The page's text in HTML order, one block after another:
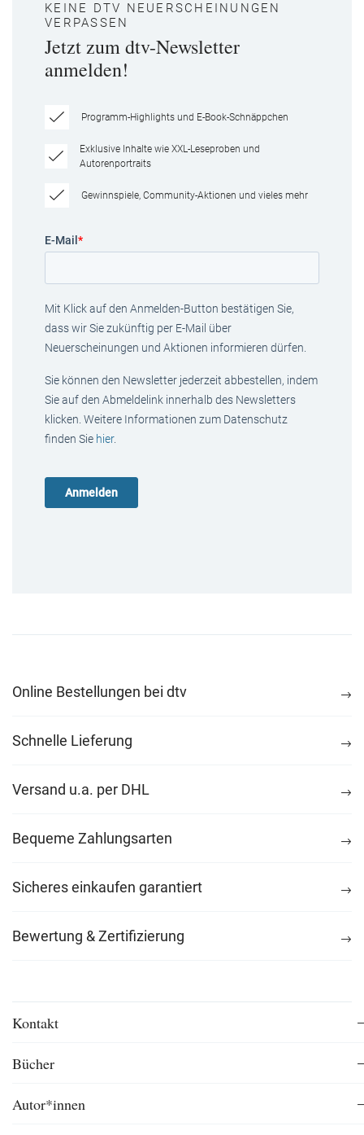
KEINE DTV NEUERSCHEINUNGEN
VERPASSEN
Jetzt zum dtv-Newsletter
anmelden!
Programm-Highlights und E-Book-Schnäppchen
Exklusive Inhalte wie XXL-Leseproben und
Autorenportraits
Gewinnspiele, Community-Aktionen und vieles mehr
E-Mail *
Mit Klick auf den Anmelden-Button bestätigen Sie,
dass wir Sie zukünftig per E-Mail über
Neuerscheinungen und Aktionen informieren dürfen.
Sie können den Newsletter jederzeit abbestellen, indem
Sie auf den Abmeldelink innerhalb des Newsletters
klicken. Weitere Informationen zum Datenschutz
finden Sie hier.
Online Bestellungen bei dtv
Schnelle Lieferung
Versand u.a. per DHL
Bequeme Zahlungsarten
Sicheres einkaufen garantiert
Bewertung & Zertifizierung
Kontakt
Bücher
Autor*innen